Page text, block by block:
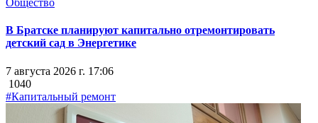
Общество
В Братске планируют капитально отремонтировать
детский сад в Энергетике
7 августа 2026 г. 17:06
1040
#Капитальный ремонт